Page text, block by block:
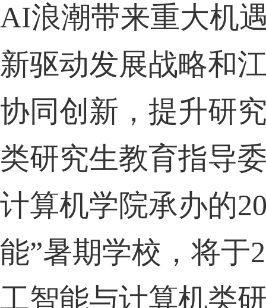
AI浪潮带来重大机
新驱动发展战略和
协同创新，提升研
类研究生教育指导
计算机学院承办的
能”暑期学校，将于
工智能与计算机类